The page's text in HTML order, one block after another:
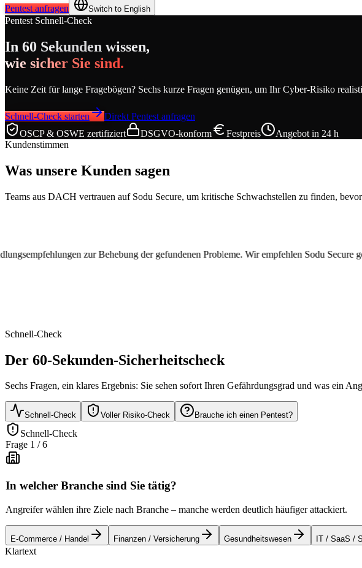
Pentest anfragen Switch to English
Pentest Schnell-Check
In 60 Sekunden wissen,
wie sicher Sie sind.
Keine Zeit für lange Fragebögen? Sechs kurze Fragen genügen, um Ihr Cyber-Risiko
Schnell-Check starten
Direkt Pentest anfragen
OSCP & OSWE zertifiziert
DSGVO-konform Festpreis
Angebot in 24 h
Kundenstimmen
Was unsere Kunden sagen
Teams aus DACH vertrauen auf Sodu Secure, um kritische Schwachstellen zu finden,
gefundenen Probleme. Wir empfehlen Sodu Secure gerne als kompetenten und
Schnell-Check
Der 60-Sekunden-Sicherheitscheck
Sechs Fragen, ein klares Ergebnis: Sie sehen sofort Ihren Gefährdungsgrad und was ein
Schnell-Check Voller Risiko-Check Brauche ich einen Pentest?
Schnell-Check
Frage 1 / 6
In welcher Branche sind Sie tätig?
Angreifer wählen ihre Ziele nach Branche – manche werden deutlich häufiger attackiert.
E-Commerce / Handel Finanzen / Versicherung Gesundheitswesen IT / SaaS /
Klartext